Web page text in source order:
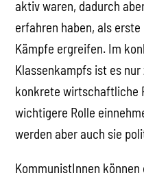
aktiv waren, dadurch
erfahren haben, als
Kämpfe ergreifen. Im
Klassenkampfs ist es
konkrete wirtschaftliche
wichtigere Rolle
werden aber auch sie
KommunistInnen